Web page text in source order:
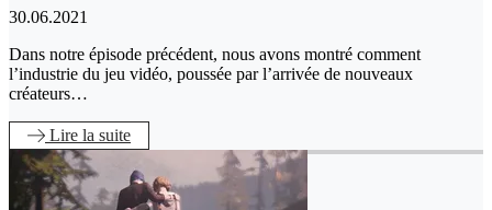
30.06.2021
Dans notre épisode précédent, nous avons montré comment
l’industrie du jeu vidéo, poussée par l’arrivée de nouveaux
créateurs…
Lire la suite